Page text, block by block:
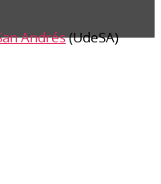
Andrés(UdeSA)